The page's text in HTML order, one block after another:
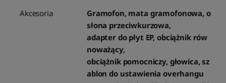
Akcesoria
Gramofon, mata gramofonowa, o
słona przeciwkurzowa,
adapter do płyt EP, obciążnik rów
noważący,
obciążnik pomocniczy, głowica, sz
ablon do ustawienia overhangu